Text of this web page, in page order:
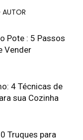
Pote : 5 Passos
Vender
4 Técnicas de
sua Cozinha
Truques para